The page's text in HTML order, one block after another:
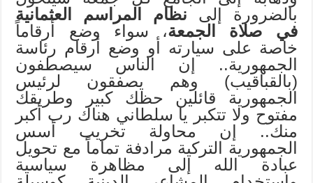
بالضرورة إلى نظام المراسم العثمانية
في صلاة الجمعة، سواء وضع أرقاماً
خاصة على سيارته أو وضع أرقام رئاسة
الجمهورية.. إن الناس سيصطفون
(بالقباقيب) وهم يصفقون لرئيس
الجمهورية قائلين حظك كبير وطريقك
مفتوح ولا تتكبر يا سلطاني هناك رب أكبر
منك.. إن محاولة تخريب أسس
الجمهورية التركية مرادفة تماماً مع تحويل
عبادة الله إلى مظاهرة سياسية